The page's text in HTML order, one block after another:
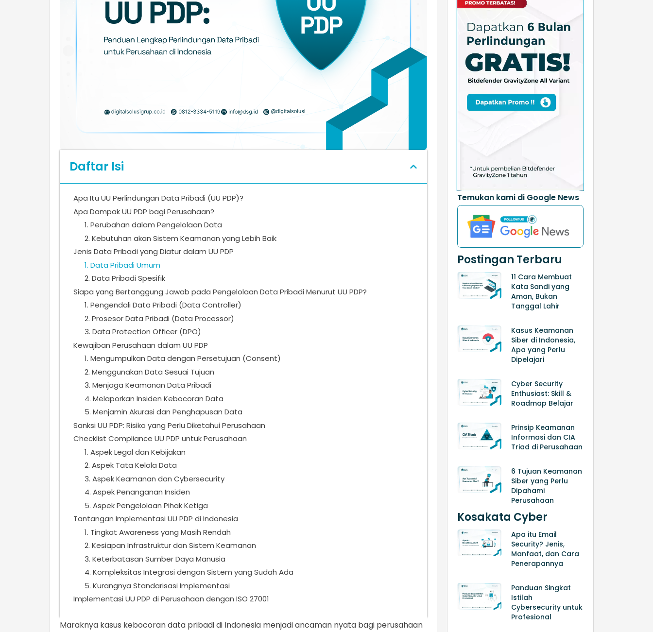
Daftar Isi
Apa Itu UU Perlindungan Data Pribadi (UU PDP)?
Apa Dampak UU PDP bagi Perusahaan?
1. Perubahan dalam Pengelolaan Data
2. Kebutuhan akan Sistem Keamanan yang Lebih Baik
Jenis Data Pribadi yang Diatur dalam UU PDP
1. Data Pribadi Umum
2. Data Pribadi Spesifik
Siapa yang Bertanggung Jawab pada Pengelolaan Data Pribadi Menurut UU PDP?
1. Pengendali Data Pribadi (Data Controller)
2. Prosesor Data Pribadi (Data Processor)
3. Data Protection Officer (DPO)
Kewajiban Perusahaan dalam UU PDP
1. Mengumpulkan Data dengan Persetujuan (Consent)
2. Menggunakan Data Sesuai Tujuan
3. Menjaga Keamanan Data Pribadi
4. Melaporkan Insiden Kebocoran Data
5. Menjamin Akurasi dan Penghapusan Data
Sanksi UU PDP: Risiko yang Perlu Diketahui Perusahaan
Checklist Compliance UU PDP untuk Perusahaan
1. Aspek Legal dan Kebijakan
2. Aspek Tata Kelola Data
3. Aspek Keamanan dan Cybersecurity
4. Aspek Penanganan Insiden
5. Aspek Pengelolaan Pihak Ketiga
Tantangan Implementasi UU PDP di Indonesia
1. Tingkat Awareness yang Masih Rendah
2. Kesiapan Infrastruktur dan Sistem Keamanan
3. Keterbatasan Sumber Daya Manusia
4. Kompleksitas Integrasi dengan Sistem yang Sudah Ada
5. Kurangnya Standarisasi Implementasi
Implementasi UU PDP di Perusahaan dengan ISO 27001
Maraknya kasus kebocoran data pribadi di Indonesia menjadi ancaman nyata bagi perusahaan
Temukan kami di Google News
Postingan Terbaru
11 Cara Membuat
Kata Sandi yang
Aman, Bukan
Tanggal Lahir
Kasus Keamanan
Siber di Indonesia,
Apa yang Perlu
Dipelajari
Cyber Security
Enthusiast: Skill &
Roadmap Belajar
Prinsip Keamanan
Informasi dan CIA
Triad di Perusahaan
6 Tujuan Keamanan
Siber yang Perlu
Dipahami
Perusahaan
Kosakata Cyber
Apa itu Email
Security? Jenis,
Manfaat, dan Cara
Penerapannya
Panduan Singkat
Istilah
Cybersecurity untuk
Profesional